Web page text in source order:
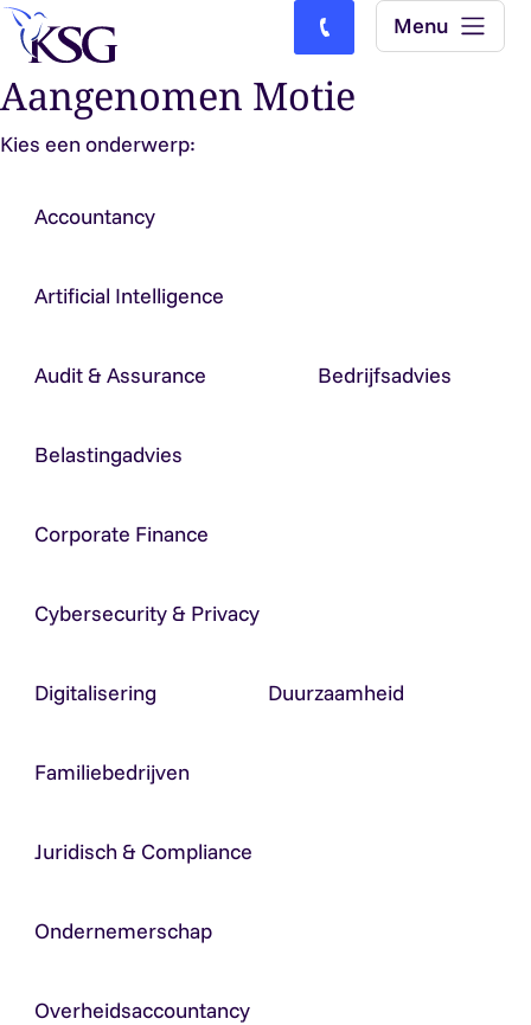
Skip to content
Bel ons: (0)77-4740000
Menu
Aangenomen Motie
Kies een onderwerp:
Accountancy
Artificial Intelligence
Audit & Assurance Bedrijfsadvies
Belastingadvies
Corporate Finance
Cybersecurity & Privacy
Digitalisering Duurzaamheid
Familiebedrijven
Juridisch & Compliance
Ondernemerschap
Overheidsaccountancy